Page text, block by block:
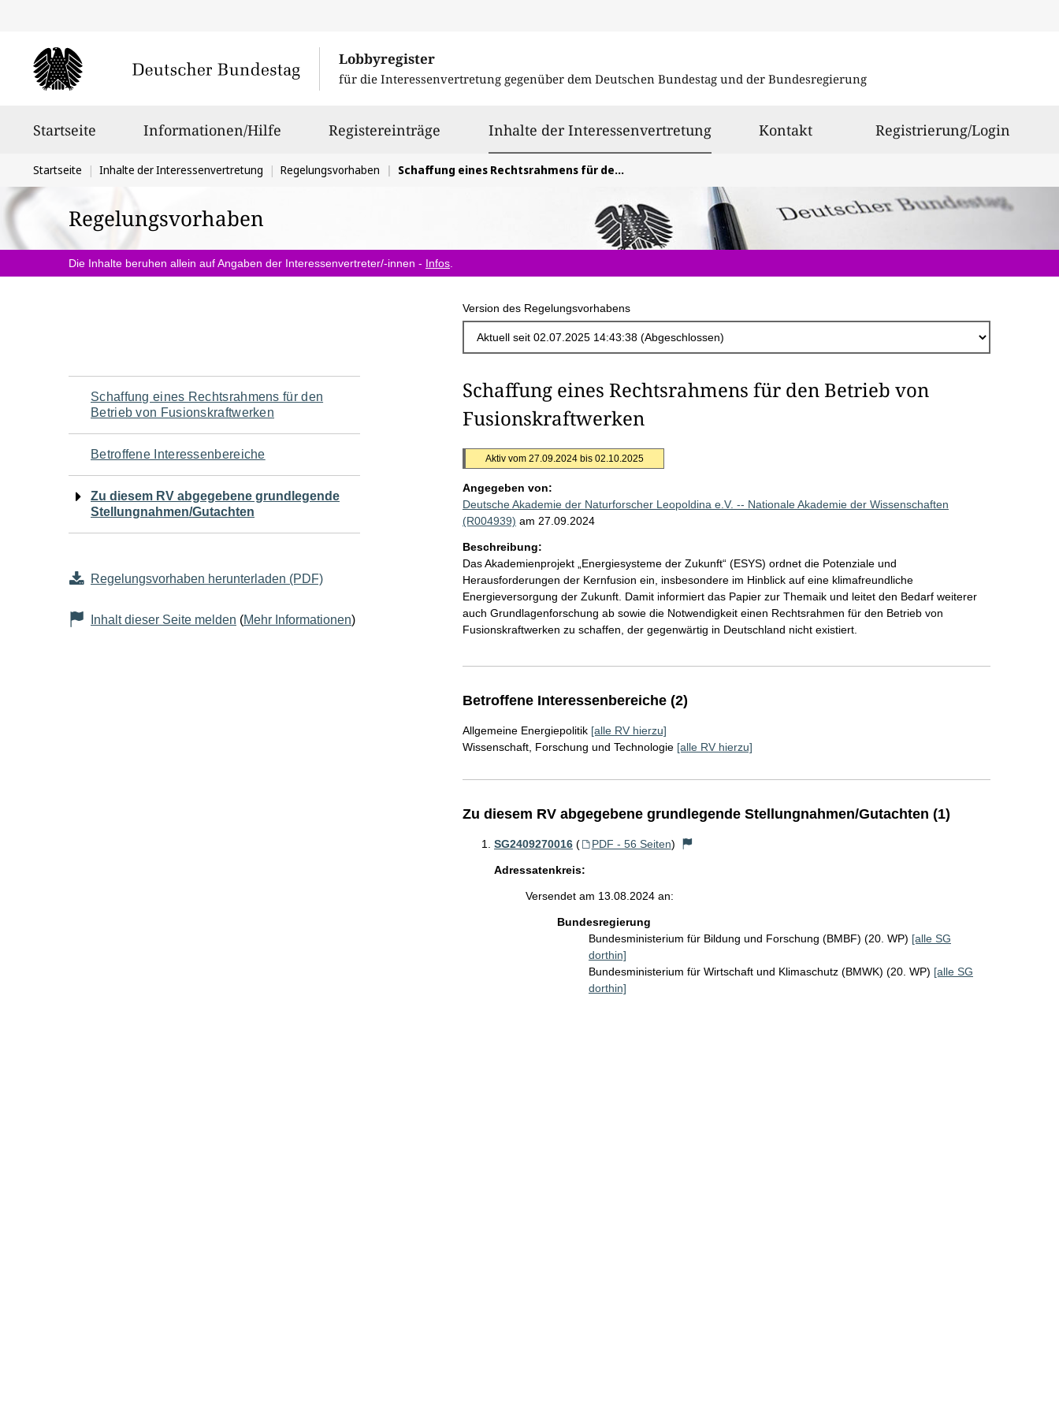
Lobbyregister
für die Interessenvertretung gegenüber dem Deutschen Bundestag und der Bundesregierung
Startseite Informationen/Hilfe Registereinträge Inhalte der Interessenvertretungausgewählt
Kontakt Registrierung/Login
Sie
befinden
sich
hier:
Startseite Inhalte der Interessenvertretung Regelungsvorhaben Schaffung eines Rechtsrahmens für den Betrieb von Fusionskraftwerken
Regelungsvorhaben
Die Inhalte beruhen allein auf Angaben der Interessenvertreter/-innen - Infos
Version des Regelungsvorhabens
Navigation
für
den
Seiteninhalt
Schaffung eines Rechtsrahmens für den
Betrieb von Fusionskraftwerken
Betroffene Interessenbereiche
Zu diesem RV abgegebene grundlegende
Stellungnahmen/Gutachten
Regelungsvorhaben herunterladen (PDF)
Inhalt dieser Seite melden (Mehr Informationen)
Schaffung eines Rechtsrahmens für den Betrieb von
Fusionskraftwerken
Aktiv vom 27.09.2024 bis 02.10.2025
Angegeben von:
Deutsche Akademie der Naturforscher Leopoldina e.V. -- Nationale Akademie der Wissenschaften
(R004939) am 27.09.2024
Beschreibung:
Das Akademienprojekt „Energiesysteme der Zukunft“ (ESYS) ordnet die Potenziale und
Herausforderungen der Kernfusion ein, insbesondere im Hinblick auf eine klimafreundliche
Energieversorgung der Zukunft. Damit informiert das Papier zur Themaik und leitet den Bedarf weiterer
auch Grundlagenforschung ab sowie die Notwendigkeit einen Rechtsrahmen für den Betrieb von
Fusionskraftwerken zu schaffen, der gegenwärtig in Deutschland nicht existiert.
Betroffene Interessenbereiche (2)
Allgemeine Energiepolitik [alle RV hierzu]
Wissenschaft, Forschung und Technologie [alle RV hierzu]
Zu diesem RV abgegebene grundlegende Stellungnahmen/Gutachten (1)
SG2409270016 ( PDF - 56 Seiten)
Adressatenkreis:
Versendet am 13.08.2024 an:
Bundesregierung
Bundesministerium für Bildung und Forschung (BMBF) (20. WP) [alle SG
dorthin]
Bundesministerium für Wirtschaft und Klimaschutz (BMWK) (20. WP) [alle SG
dorthin]